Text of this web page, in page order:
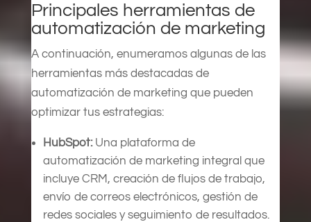
Principales herramientas de
automatización de marketing
A continuación, enumeramos algunas de las
herramientas más destacadas de
automatización de marketing que pueden
optimizar tus estrategias:
HubSpot:Una plataforma de
automatización de marketing integral que
incluye CRM, creación de flujos de trabajo,
envío de correos electrónicos, gestión de
redes sociales y seguimiento de resultados.